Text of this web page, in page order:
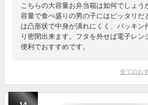
こちらの大容量お弁当箱は如何でしょう
容量で食べ盛りの男の子にはピッタリだ
は凸形状で中身が潰れにくく、パッキン
り密閉出来ます。フタを外せば電子レン
便利でおすすめです。
全てのお